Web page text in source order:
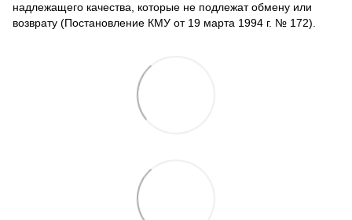
надлежащего качества, которые не подлежат обмену или
возврату (Постановление КМУ от 19 марта 1994 г. № 172).